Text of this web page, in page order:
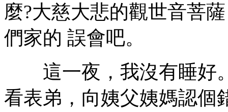
麼?大慈大悲的觀世音菩
們家的 誤會吧。
這一夜，我沒有睡好
看表弟，向姨父姨媽認個